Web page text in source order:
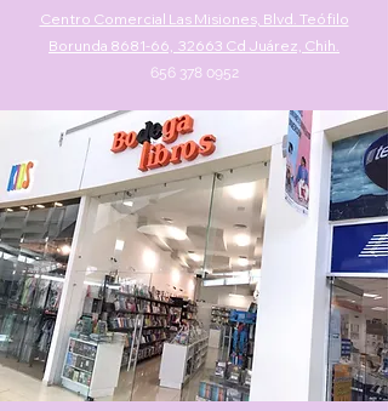
Centro Comercial Las Misiones, Blvd. Teófilo
Borunda 8681-66, 32663 Cd Juárez, Chih.
656 378 0952